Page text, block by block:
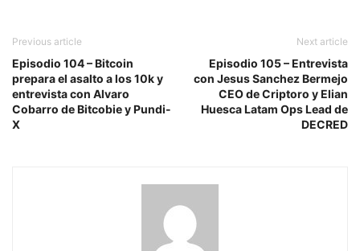
Previous article
Episodio 104 – Bitcoin
prepara el asalto a los 10k y
entrevista con Alvaro
Cobarro de Bitcobie y Pundi-
X
Next article
Episodio 105 – Entrevista
con Jesus Sanchez Bermejo
CEO de Criptoro y Elian
Huesca Latam Ops Lead de
DECRED